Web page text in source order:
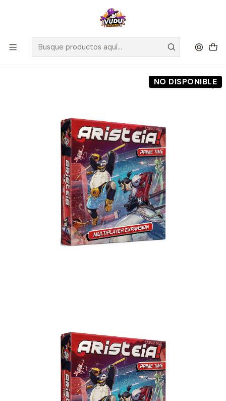
🚀 ¡Despachamos a todo Chile! Envío GRATIS a Regiones sobre
$100.000 y a RM sobre $35.000
Inicio Preventas Maldito Games
Aristeia!: Prime Time Multiplayer Expansion - Preventa
NO DISPONIBLE